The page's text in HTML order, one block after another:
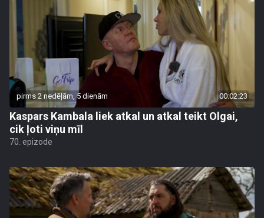
pirms 2 nedēļām, 5 dienām 00:02:23
Kaspars Kambala liek atkal un atkal teikt Olgai,
cik ļoti viņu mīl
70. epizode